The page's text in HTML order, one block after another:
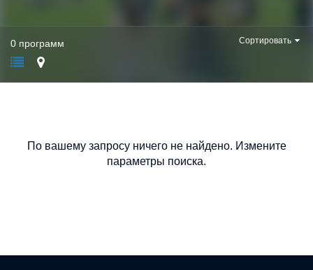
0 программ Сортировать
По вашему запросу ничего не найдено. Измените
параметры поиска.